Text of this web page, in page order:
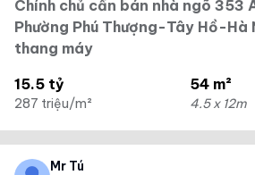
Chính chủ cần bán nhà ngõ 353
Phường Phú Thượng-Tây Hồ-Hà
thang máy
15.5 tỷ
287 triệu/m²
54 m²
4.5 x 12m
Mr Tú